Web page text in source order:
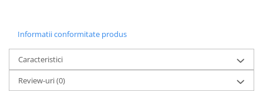
Informatii conformitate produs
Caracteristici
Review-uri(0)